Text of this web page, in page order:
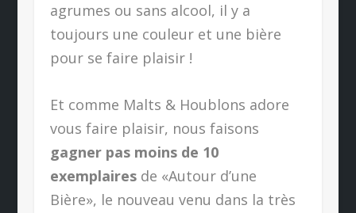
agrumes ou sans alcool, il y a
toujours une couleur et une bière
pour se faire plaisir !
Et comme Malts & Houblons adore
vous faire plaisir, nous faisons
gagner pas moins de 10
exemplairesde «Autour d’une
Bière», le nouveau venu dans la très